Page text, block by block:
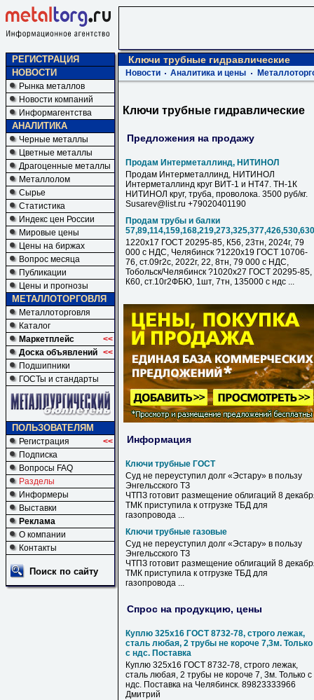
РЕГИСТРАЦИЯ
НОВОСТИ
Рынка металлов
Новости компаний
Информагентства
АНАЛИТИКА
Черные металлы
Цветные металлы
Драгоценные металлы
Металлолом
Сырье
Статистика
Индекс цен России
Мировые цены
Цены на биржах
Вопрос месяца
Публикации
Цены и прогнозы
МЕТАЛЛОТОРГОВЛЯ
Металлоторговля
Каталог
Маркетплейс
<<
Доска объявлений <<
Подшипники
ГОСТы и стандарты
ПОЛЬЗОВАТЕЛЯМ
Регистрация
<<
Подписка
Вопросы FAQ
Разделы
Информеры
Выставки
Реклама
О компании
Контакты
Поиск по сайту
Ключи трубные гидравлические
Новости Аналитика и цены
Ключи трубные гидравлические
Предложения на продажу
Продам Интерметаллинд, НИТИНОЛ
Продам Интерметаллинд, НИТИНОЛ
Интерметаллинд круг ВИТ-1 и НТ47. ТН-1К
НИТИНОЛ круг, труба, проволока. 3500 руб/кг.
Susarev@list.ru +79020401190
Продам трубы и балки
1220х17 ГОСТ 20295-85, К56, 23тн, 2024г, 79
000 с НДC, Челябинск ?1220х19 ГОСТ 10706-
76, ст.09г2с, 2022г, 22, 8тн, 79 000 с НДC,
Тобольск/Челябинск ?1020х27 ГОСТ 20295-85,
К60, ст.10г2ФБЮ, 1шт, 7тн, 135000 с ндс ...
Информация
Ключи трубные ГОСТ
Суд не переуступил долг «Эстару» в пользу
Энгельсского ТЗ
ЧТПЗ готовит размещение облигаций 8
ТМК приступила к отгрузке ТБД для
газопровода ...
Ключи трубные газовые
Суд не переуступил долг «Эстару» в пользу
Энгельсского ТЗ
ЧТПЗ готовит размещение облигаций 8
ТМК приступила к отгрузке ТБД для
газопровода ...
Спрос на продукцию, цены
Куплю 325х16 ГОСТ 8732-78, строго лежак,
сталь любая, 2 трубы не короче 7,3м. Только
с ндс. Поставка
Куплю 325х16 ГОСТ 8732-78, строго лежак,
сталь любая, 2 трубы не короче 7, 3м. Только с
ндс. Поставка на Челябинск. 89823333966
Дмитрий